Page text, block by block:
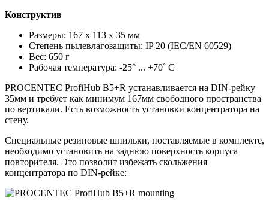
Конструктив
Размеры: 167 x 113 x 35 мм
Степень пылевлагозащиты: IP 20 (IEC/EN 60529)
Вес: 650 г
Рабочая температура: ‐25° ... +70˚ C
PROCENTEC ProfiHub B5+R устанавливается на DIN-рейку
35мм и требует как минимум 167мм свободного пространства
по вертикали. Есть возможность установки концентратора на
стену.
Специальные резиновые шпильки, поставляемые в комплекте,
необходимо установить на заднюю поверхность корпуса
повторителя. Это позволит избежать скольжения
концентратора по DIN-рейке: